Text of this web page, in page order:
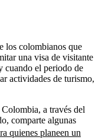
los colombianos que
una visa de visitante
cuando el periodo de
actividades de turismo,
a través del
comparte algunas
quienes planeen un